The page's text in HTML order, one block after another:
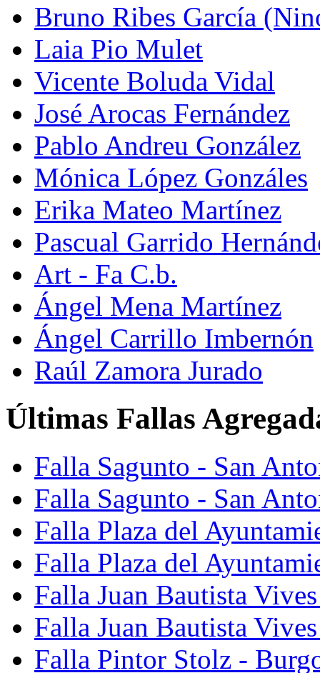
Bruno Ribes García
Laia Pio Mulet
Vicente Boluda Vidal
José Arocas Fernández
Pablo Andreu González
Mónica López Gonzáles
Erika Mateo Martínez
Pascual Garrido
Art - Fa C.b.
Ángel Mena Martínez
Ángel Carrillo Imbernón
Raúl Zamora Jurado
Últimas Fallas
Falla Sagunto - San
Falla Sagunto - San
Falla Plaza del
Falla Plaza del
Falla Juan Bautista
Falla Juan Bautista
Falla Pintor Stolz -